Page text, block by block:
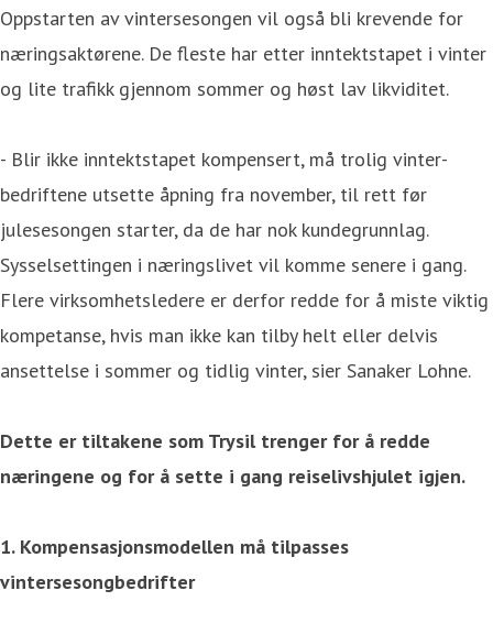
Oppstarten av vintersesongen vil også bli krevende for
næringsaktørene. De fleste har etter inntektstapet i vinter
og lite trafikk gjennom sommer og høst lav likviditet.
- Blir ikke inntektstapet kompensert, må trolig vinter-
bedriftene utsette åpning fra november, til rett før
julesesongen starter, da de har nok kundegrunnlag.
Sysselsettingen i næringslivet vil komme senere i gang.
Flere virksomhetsledere er derfor redde for å miste viktig
kompetanse, hvis man ikke kan tilby helt eller delvis
ansettelse i sommer og tidlig vinter, sier Sanaker Lohne.
Dette er tiltakene som Trysil trenger for å redde
næringene og for å sette i gang reiselivshjulet igjen.
1. Kompensasjonsmodellen må tilpasses
vintersesongbedrifter